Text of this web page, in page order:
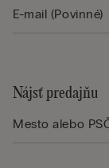
Nájsť predajňu